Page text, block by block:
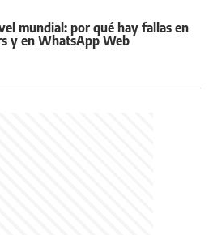
mundial: por qué hay fallas en
y en WhatsApp Web